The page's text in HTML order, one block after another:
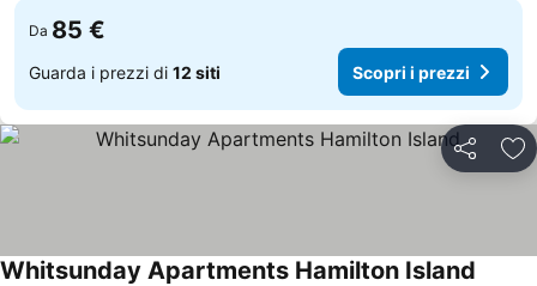
Da 85 €
Guarda i prezzi di 12 siti Scopri i prezzi
Condividi
Whitsunday Apartments Hamilton Island